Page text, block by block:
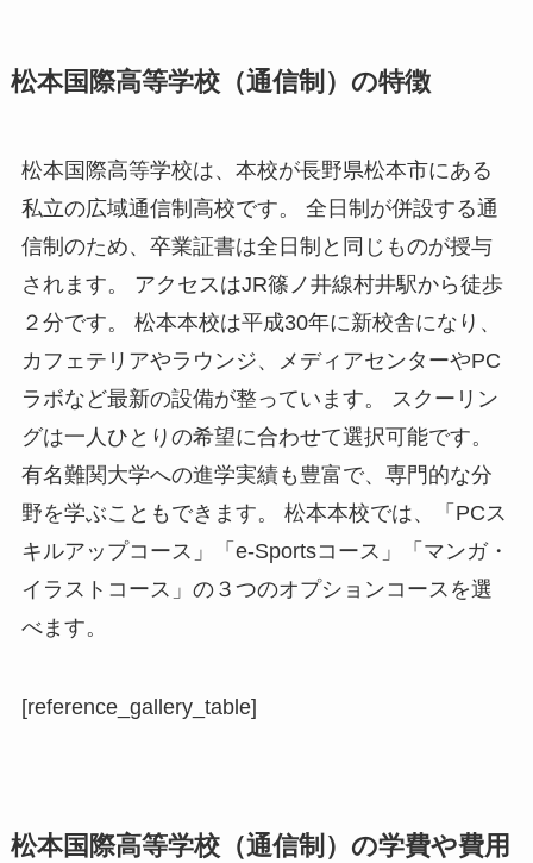
松本国際高等学校（通信制）の特徴
松本国際高等学校は、本校が長野県松本市にある
私立の広域通信制高校です。 全日制が併設する通
信制のため、卒業証書は全日制と同じものが授与
されます。 アクセスはJR篠ノ井線村井駅から徒歩
２分です。 松本本校は平成30年に新校舎になり、
カフェテリアやラウンジ、メディアセンターやPC
ラボなど最新の設備が整っています。 スクーリン
グは一人ひとりの希望に合わせて選択可能です。
有名難関大学への進学実績も豊富で、専門的な分
野を学ぶこともできます。 松本本校では、「PCス
キルアップコース」「e-Sportsコース」「マンガ・
イラストコース」の３つのオプションコースを選
べます。
[reference_gallery_table]
松本国際高等学校（通信制）の学費や費用